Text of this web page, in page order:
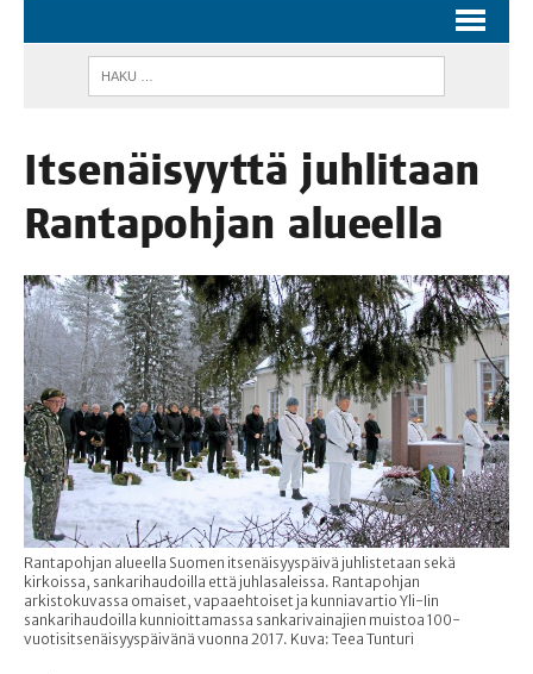
Itse­näi­syyt­tä juh­li­taan
Ran­ta­poh­jan alueella
Rantapohjan alueella Suomen itsenäisyyspäivä juhlistetaan sekä
kirkoissa, sankarihaudoilla että juhlasaleissa. Rantapohjan
arkistokuvassa omaiset, vapaaehtoiset ja kunniavartio Yli-Iin
sankarihaudoilla kunnioittamassa sankarivainajien muistoa 100-
vuotisitsenäisyyspäivänä vuonna 2017. Kuva: Teea Tunturi